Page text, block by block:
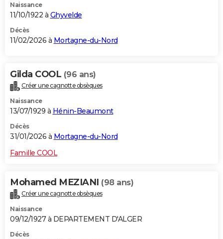
GUIDES D'ACHAT
BONS PLANS
Carte de Noël
Carte Bonne année
Carte Saint-Valentin
Carte Pâques
Carte d'anniversaire
DICTIONNAIRE
PROGRAMME TV
COPAINS D'AVANT
S'inscrire
Se connecter
Lycées
Collèges
Primaires
Universités
Entreprises
Service militaire
Avis de recherche
AVIS DE DÉCÈS
FORUM
Naissance
11/10/1922 à Ghyvelde
Décès
11/02/2026 à Mortagne-du-Nord
Gilda COOL (96 ans)
Créer une cagnotte obsèques
Naissance
13/07/1929 à Hénin-Beaumont
Décès
31/01/2026 à Mortagne-du-Nord
Famille COOL
Mohamed MEZIANI (98 ans)
Créer une cagnotte obsèques
Naissance
09/12/1927 à DEPARTEMENT D'ALGER
Décès